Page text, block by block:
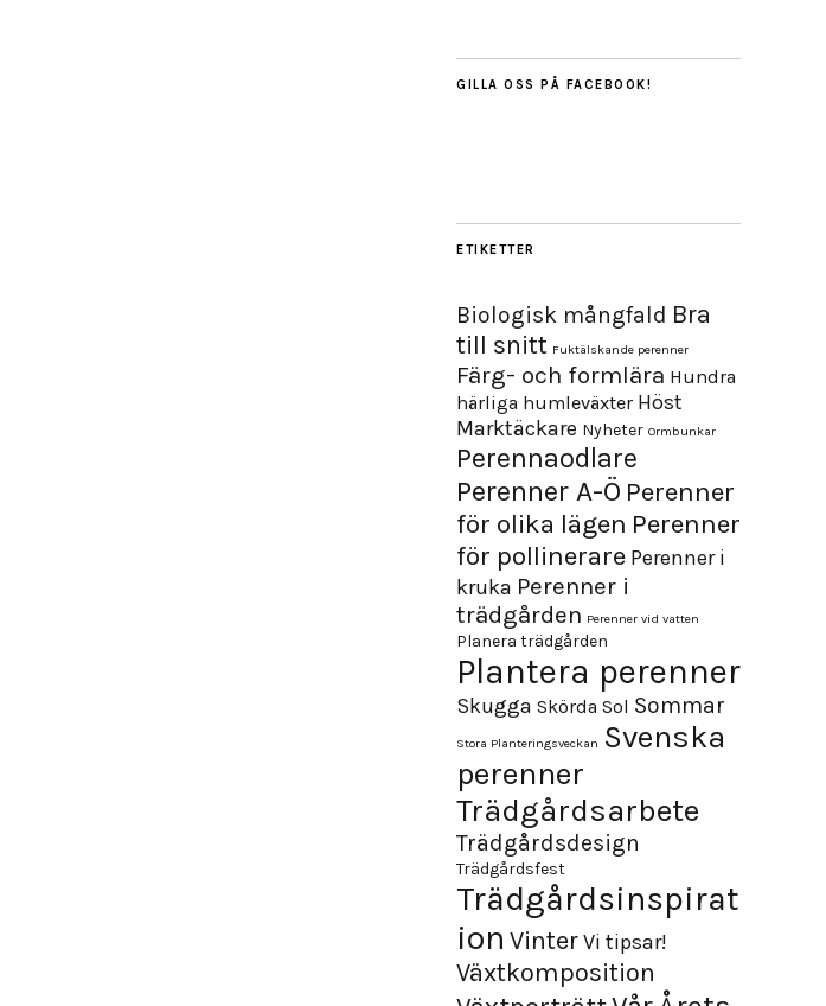
GILLA OSS PÅ FACEBOOK!
ETIKETTER
Biologisk mångfald Bra
till snitt Fuktälskande perenner
Färg- och formlära Hundra
härliga humleväxter Höst
Marktäckare Nyheter Ormbunkar
Perennaodlare
Perenner A-Ö Perenner
för olika lägen Perenner
för pollinerare Perenner i
kruka Perenner i
trädgården Perenner vid vatten
Planera trädgården
Plantera perenner
Skugga Skörda Sol Sommar
Stora Planteringsveckan Svenska
perenner
Trädgårdsarbete
Trädgårdsdesign
Trädgårdsfest
Trädgårdsinspirat
ion VinterVi tipsar!
Växtkomposition